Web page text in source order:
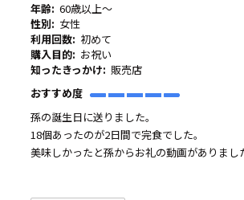
年齢: 60歳以上～
性別: 女性
利用回数: 初めて
購入目的: お祝い
知ったきっかけ: 販売店
おすすめ度
孫の誕生日に送りました。
18個あったのが2日間で完食でした。
美味しかったと孫からお礼の動画がありまし